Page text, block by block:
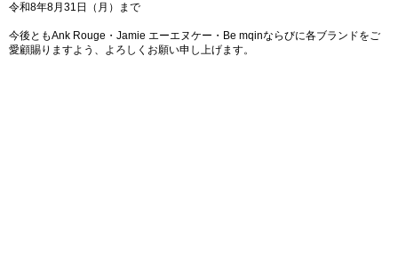
令和8年8月31日（月）まで
今後ともAnk Rouge・Jamie エーエヌケー・Be mqinならびに各ブランドをご
愛顧賜りますよう、よろしくお願い申し上げます。